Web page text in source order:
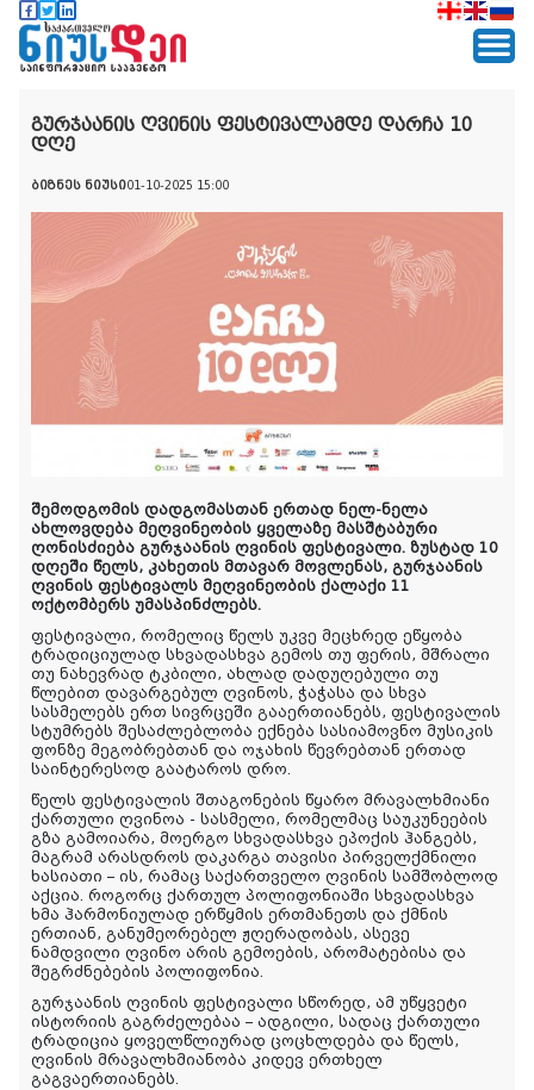
გურჯაანის ღვინის ფესტივალამდე დარჩა 10
დღე
ბიზნეს ნიუსი01-10-2025 15:00
შემოდგომის დადგომასთან ერთად ნელ-ნელა
ახლოვდება მეღვინეობის ყველაზე მასშტაბური
ღონისძიება გურჯაანის ღვინის ფესტივალი. ზუსტად 10
დღეში წელს, კახეთის მთავარ მოვლენას, გურჯაანის
ღვინის ფესტივალს მეღვინეობის ქალაქი 11
ოქტომბერს უმასპინძლებს.
ფესტივალი, რომელიც წელს უკვე მეცხრედ ეწყობა
ტრადიციულად სხვადასხვა გემოს თუ ფერის, მშრალი
თუ ნახევრად ტკბილი, ახლად დადუღებული თუ
წლებით დავარგებულ ღვინოს, ჭაჭასა და სხვა
სასმელებს ერთ სივრცეში გააერთიანებს, ფესტივალის
სტუმრებს შესაძლებლობა ექნება სასიამოვნო მუსიკის
ფონზე მეგობრებთან და ოჯახის წევრებთან ერთად
საინტერესოდ გაატაროს დრო.
წელს ფესტივალის შთაგონების წყარო მრავალხმიანი
ქართული ღვინოა - სასმელი, რომელმაც საუკუნეების
გზა გამოიარა, მოერგო სხვადასხვა ეპოქის ჰანგებს,
მაგრამ არასდროს დაკარგა თავისი პირველქმნილი
ხასიათი – ის, რამაც საქართველო ღვინის სამშობლოდ
აქცია. როგორც ქართულ პოლიფონიაში სხვადასხვა
ხმა ჰარმონიულად ერწყმის ერთმანეთს და ქმნის
ერთიან, განუმეორებელ ჟღერადობას, ასევე
ნამდვილი ღვინო არის გემოების, არომატებისა და
შეგრძნებების პოლიფონია.
გურჯაანის ღვინის ფესტივალი სწორედ, ამ უწყვეტი
ისტორიის გაგრძელებაა – ადგილი, სადაც ქართული
ტრადიცია ყოველწლიურად ცოცხლდება და წელს,
ღვინის მრავალხმიანობა კიდევ ერთხელ
გაგვაერთიანებს.